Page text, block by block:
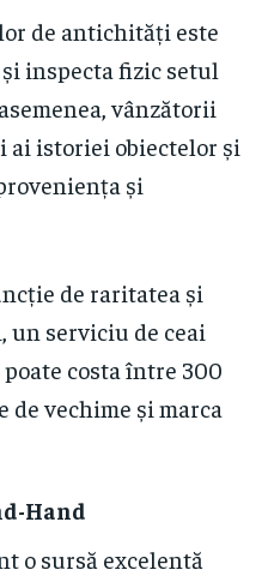
de antichități este
inspecta fizic setul
vânzătorii
ai istoriei obiectelor și
și
de raritatea și
un serviciu de ceai
costa între 300
de vechime și marca
Hand
o sursă excelentă